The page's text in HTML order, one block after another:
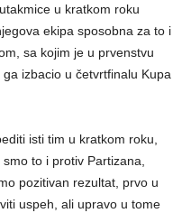
u kratkom roku
ekipa sposobna za to i
sa kojim je u prvenstvu
izbacio u četvrtfinalu Kupa
isti tim u kratkom roku,
to i protiv Partizana,
pozitivan rezultat, prvo u
uspeh, ali upravo u tome